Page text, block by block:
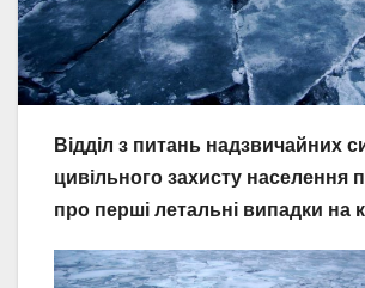
Відділ з питань надзвичайних
цивільного захисту населення
про перші летальні випадки на